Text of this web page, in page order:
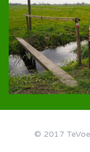
© 2017